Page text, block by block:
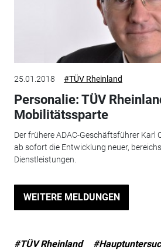
25.01.2018 #TÜV Rheinland
Personalie: TÜV
Mobilitätssparte
Der frühere ADAC-Geschäftsführer Karl
ab sofort die Entwicklung neuer,
Dienstleistungen.
WEITERE MELDUNGEN
#TÜV Rheinland